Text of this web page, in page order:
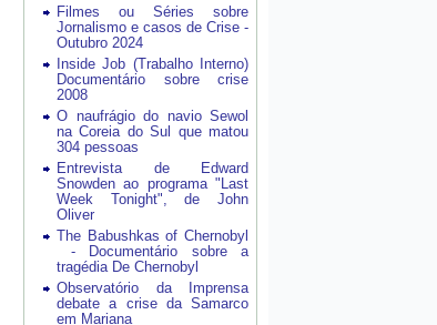
Filmes ou Séries sobre
Jornalismo e casos de Crise -
Outubro 2024
Inside Job (Trabalho Interno)
Documentário sobre crise
2008
O naufrágio do navio Sewol
na Coreia do Sul que matou
304 pessoas
Entrevista de Edward
Snowden ao programa "Last
Week Tonight", de John
Oliver
The Babushkas of Chernobyl
- Documentário sobre a
tragédia De Chernobyl
Observatório da Imprensa
debate a crise da Samarco
em Mariana